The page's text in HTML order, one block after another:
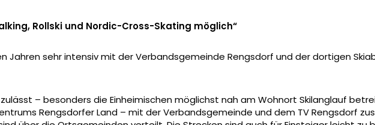
Rollski und Nordic-Cross-Skating möglich“
Jahren sehr intensiv mit der Verbandsgemeinde Rengsdorf und der dortigen
– besonders die Einheimischen möglichst nah am Wohnort Skilanglauf
Rengsdorfer Land – mit der Verbandsgemeinde und dem TV Rengsdorf